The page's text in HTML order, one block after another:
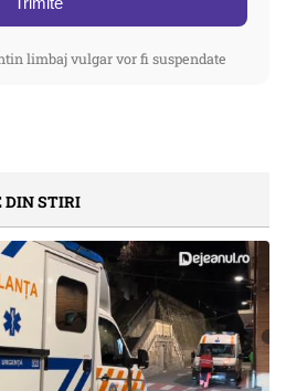
limbaj vulgar vor fi suspendate
DIN STIRI